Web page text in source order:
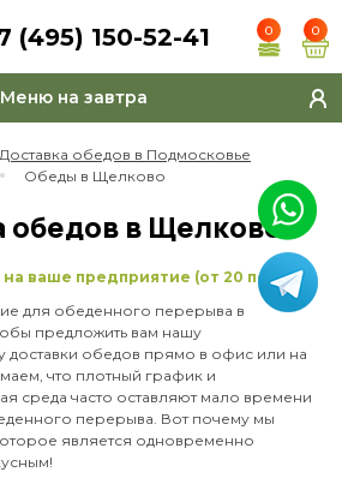
(495) 150-52-41 0 0
Меню на завтра
Доставка обедов в Подмосковье
Обеды в Щелково
обедов в Щелково
ваше предприятие (от 20 персон)
для обеденного перерыва в
предложить вам нашу
доставки обедов прямо в офис или на
что плотный график и
среда часто оставляют мало времени
перерыва. Вот почему мы
является одновременно